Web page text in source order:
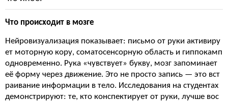
Что происходит в мозге
Нейровизуализация показывает: письмо от руки активиру
ет моторную кору, соматосенсорную область и гиппокамп
одновременно. Рука «чувствует» букву, мозг запоминает
её форму через движение. Это не просто запись — это вст
раивание информации в тело. Исследования на студентах
демонстрируют: те, кто конспектирует от руки, лучше вос